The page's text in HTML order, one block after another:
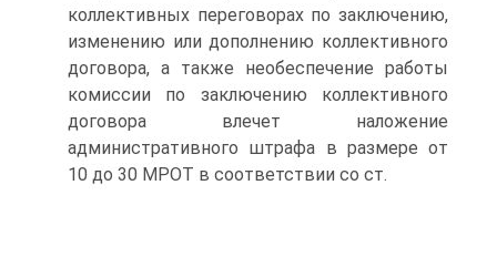
коллективных переговорах по заключению,
изменению или дополнению коллективного
договора, а также необеспечение работы
комиссии по заключению коллективного
договора влечет наложение
административного штрафа в размере от
10 до 30 МРОТ в соответствии со ст.